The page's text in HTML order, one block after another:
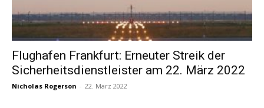
Flughafen Frankfurt: Erneuter Streik der
Sicherheitsdienstleister am 22. März 2022
Nicholas Rogerson - 22. März 2022